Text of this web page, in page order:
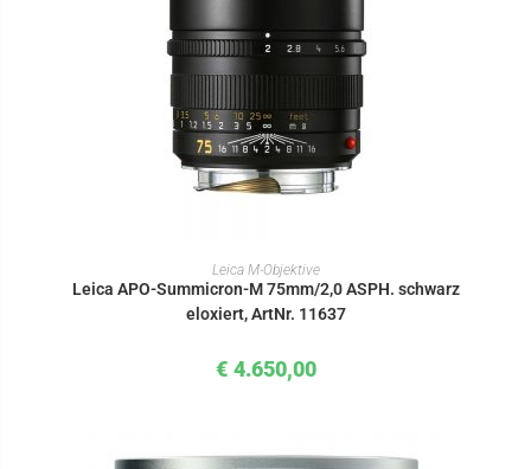
IN DEN WARENKORB
Leica M-Objektive
Leica APO-Summicron-M 75mm/2,0 ASPH. schwarz
eloxiert, ArtNr. 11637
€ 4.650,00